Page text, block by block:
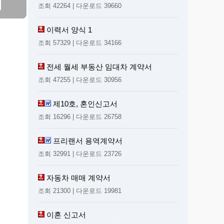
조회 42264 | 다운로드 39660
이력서 양식 1
조회 57329 | 다운로드 34166
전세 월세 부동산 임대차 계약서
조회 47255 | 다운로드 30956
제10호, 혼인신고서
조회 16296 | 다운로드 26758
프리랜서 용역계약서
조회 32991 | 다운로드 23726
자동차 매매 계약서
조회 21300 | 다운로드 19981
이혼 신고서